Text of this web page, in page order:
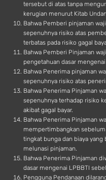
tersebut di atas tanpa
kerugian menurut Kitab
Bahwa Pemberi pinjaman
sepenuhnya risiko atas
terbatas pada risiko gagal
Bahwa Pemberi Pinjaman
pengetahuan dasar
Bahwa Penerima pinjaman
sepenuhnya risiko atas
Bahwa Penerima Pinjaman
sepenuhnya terhadap risiko
akibat gagal bayar.
Bahwa Penerima Pinjaman
mempertimbangkan
tingkat bunga dan biaya
melunasi pinjaman.
Bahwa Penerima Pinjaman
dasar mengenai LPBBTI
Pengguna Pendanaan